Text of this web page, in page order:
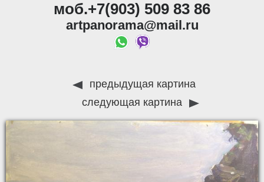
моб.+7(903) 509 83 86
artpanorama@mail.ru
предыдущая картина
следующая картина